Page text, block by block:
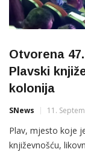
Otvorena
Plavski
kolonija
SNews 11.
Plav, mjesto koje
književnošću,